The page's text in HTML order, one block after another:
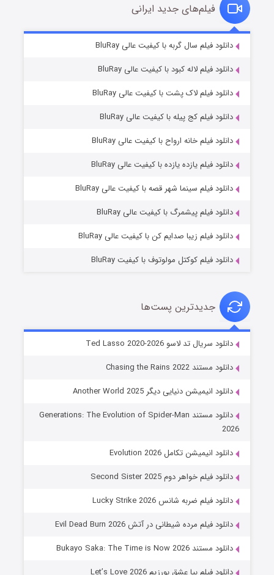
قسمت۷ (زیرنویس) منتشر شد
خاندان اژدها فصل ۳
جادوگری در مغولستان
فیلم‌های جدید ایرانی
دانلود فیلم سال گربه با کیفیت عالی BluRay
دانلود فیلم لاله کبود با کیفیت عالی BluRay
دانلود فیلم لاک پشت با کیفیت عالی BluRay
دانلود فیلم کج‌ پیله با کیفیت عالی BluRay
دانلود فیلم خانه ارواح با کیفیت عالی BluRay
دانلود فیلم یازده یازده با کیفیت عالی BluRay
دانلود فیلم سینما شهر قصه با کیفیت عالی BluRay
دانلود فیلم پیشمرگ با کیفیت عالی BluRay
دانلود فیلم زیبا صدایم کن با کیفیت عالی BluRay
دانلود فیلم کوکتل مولوتوف با کیفیت BluRay
جدیدترین پست‌ها
دانلود سریال تد لاسو Ted Lasso 2020-2026
دانلود مستند Chasing the Rains 2022
دانلود انیمیشن دنیایی دیگر Another World 2025
دانلود مستند Generations: The Evolution of Spider-Man
2026
دانلود انیمیشن تکامل Evolution 2026
دانلود فیلم خواهر دوم Second Sister 2025
دانلود فیلم ضربه شانس Lucky Strike 2026
دانلود فیلم مرده شیطانی در آتش Evil Dead Burn 2026
دانلود مستند Bukayo Saka: The Time is Now 2026
دانلود فیلم بیا عشق بورزیم Let’s Love 2026